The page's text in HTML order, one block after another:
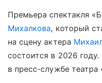
Премьера спектакля
Михалкова, который
на сцену актера
состоится в 2026
в пресс-службе театра